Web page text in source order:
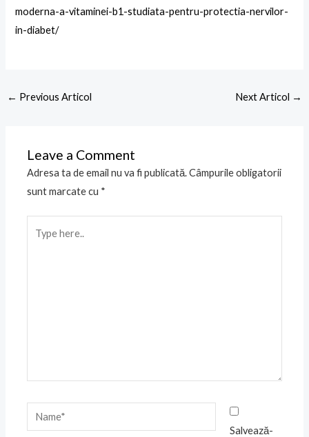
moderna-a-vitaminei-b1-studiata-pentru-protectia-nervilor-
in-diabet/
← Previous Articol Next Articol →
Leave a Comment
Adresa ta de email nu va fi publicată.Câmpurile obligatorii
sunt marcate cu *
here..
Name*
Salvează-